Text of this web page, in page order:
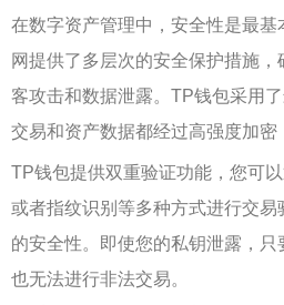
在数字资产管理中，安全性是最
网提供了多层次的安全保护措施
客攻击和数据泄露。TP钱包采用
交易和资产数据都经过高强度加密
TP钱包提供双重验证功能，您可
或者指纹识别等多种方式进行交
的安全性。即使您的私钥泄露，只
也无法进行非法交易。